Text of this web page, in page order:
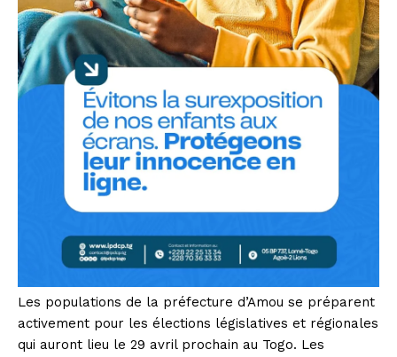
Les populations de la préfecture d’Amou se préparent
activement pour les élections législatives et régionales
qui auront lieu le 29 avril prochain au Togo. Les